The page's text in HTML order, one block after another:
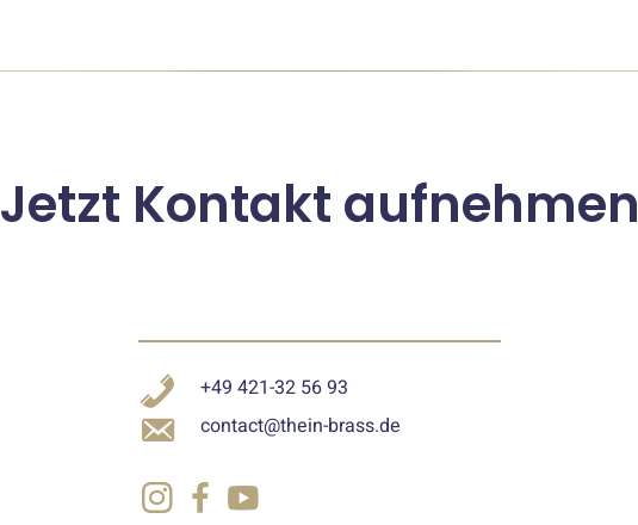
Jetzt Kontakt aufnehmen
+49 421-32 56 93
contact@thein-brass.de